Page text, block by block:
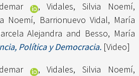
,Vidales, Silvia Noemí,
Noemí, Barrionuevo Vidal, María
Alejandra and Besso, María
Política y Democracia. [Video]
,Vidales, Silvia Noemí,